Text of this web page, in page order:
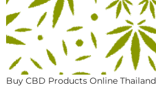
Buy CBD Products Online Thailand